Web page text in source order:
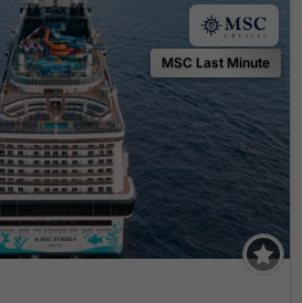
MSC Last Minute